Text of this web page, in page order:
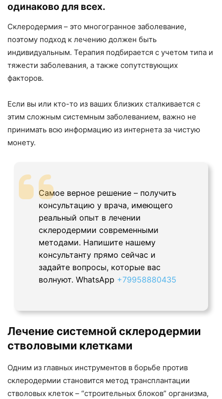
одинаково для всех.
Склеродермия – это многогранное заболевание,
поэтому подход к лечению должен быть
индивидуальным. Терапия подбирается с учетом типа и
тяжести заболевания, а также сопутствующих
факторов.
Если вы или кто-то из ваших близких сталкивается с
этим сложным системным заболеванием, важно не
принимать всю информацию из интернета за чистую
монету.
Самое верное решение – получить
консультацию у врача, имеющего
реальный опыт в лечении
склеродермии современными
методами. Напишите нашему
консультанту прямо сейчас и
задайте вопросы, которые вас
волнуют. WhatsApp +79958880435
Лечение системной склеродермии
стволовыми клетками
Одним из главных инструментов в борьбе против
склеродермии становится метод трансплантации
стволовых клеток – “строительных блоков” организма,